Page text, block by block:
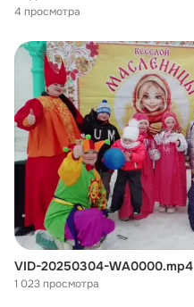
4 просмотра
VID-20250304-WA0000.mp4
1 023 просмотра